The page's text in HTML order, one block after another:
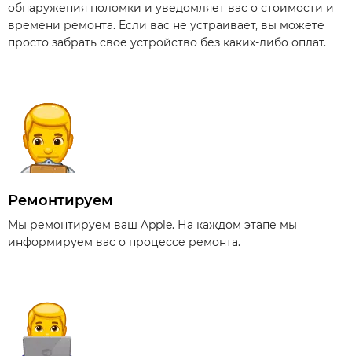
обнаружения поломки и уведомляет вас о стоимости и
времени ремонта. Если вас не устраивает, вы можете
просто забрать свое устройство без каких-либо оплат.
Ремонтируем
Мы ремонтируем ваш Apple. На каждом этапе мы
информируем вас о процессе ремонта.